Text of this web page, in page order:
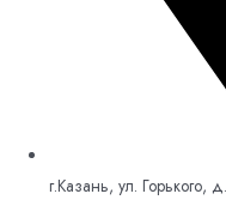
г.Казань, ул.